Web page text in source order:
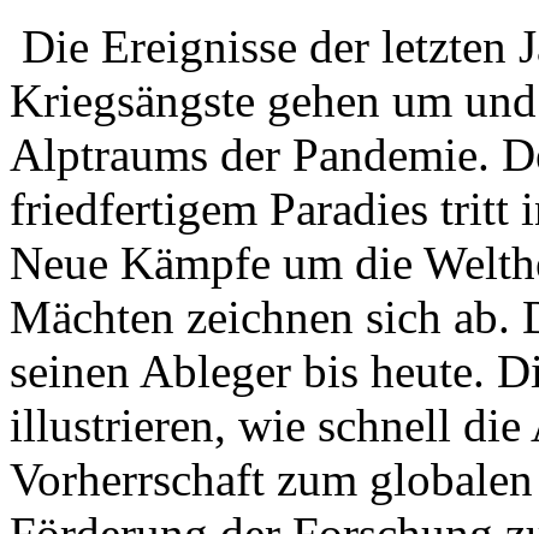
Die Ereignisse der letzten
Kriegsängste gehen um
Alptraums der Pandemie.
friedfertigem Paradies tritt
Neue Kämpfe um die
Mächten zeichnen sich
seinen Ableger bis heute.
illustrieren, wie schnell die
Vorherrschaft zum